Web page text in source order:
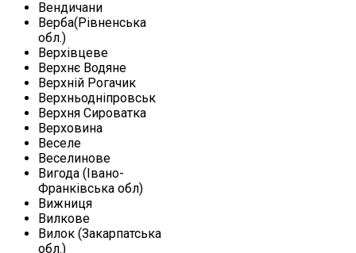
Вендичани
Верба(Рівненська
обл.)
Верхівцеве
Верхнє Водяне
Верхній Рогачик
Верхньодніпровськ
Верхня Сироватка
Верховина
Веселе
Веселинове
Вигода (Івано-
Франківська обл)
Вижниця
Вилкове
Вилок (Закарпатська
обл.)